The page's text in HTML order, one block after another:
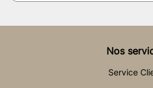
Nos
Service